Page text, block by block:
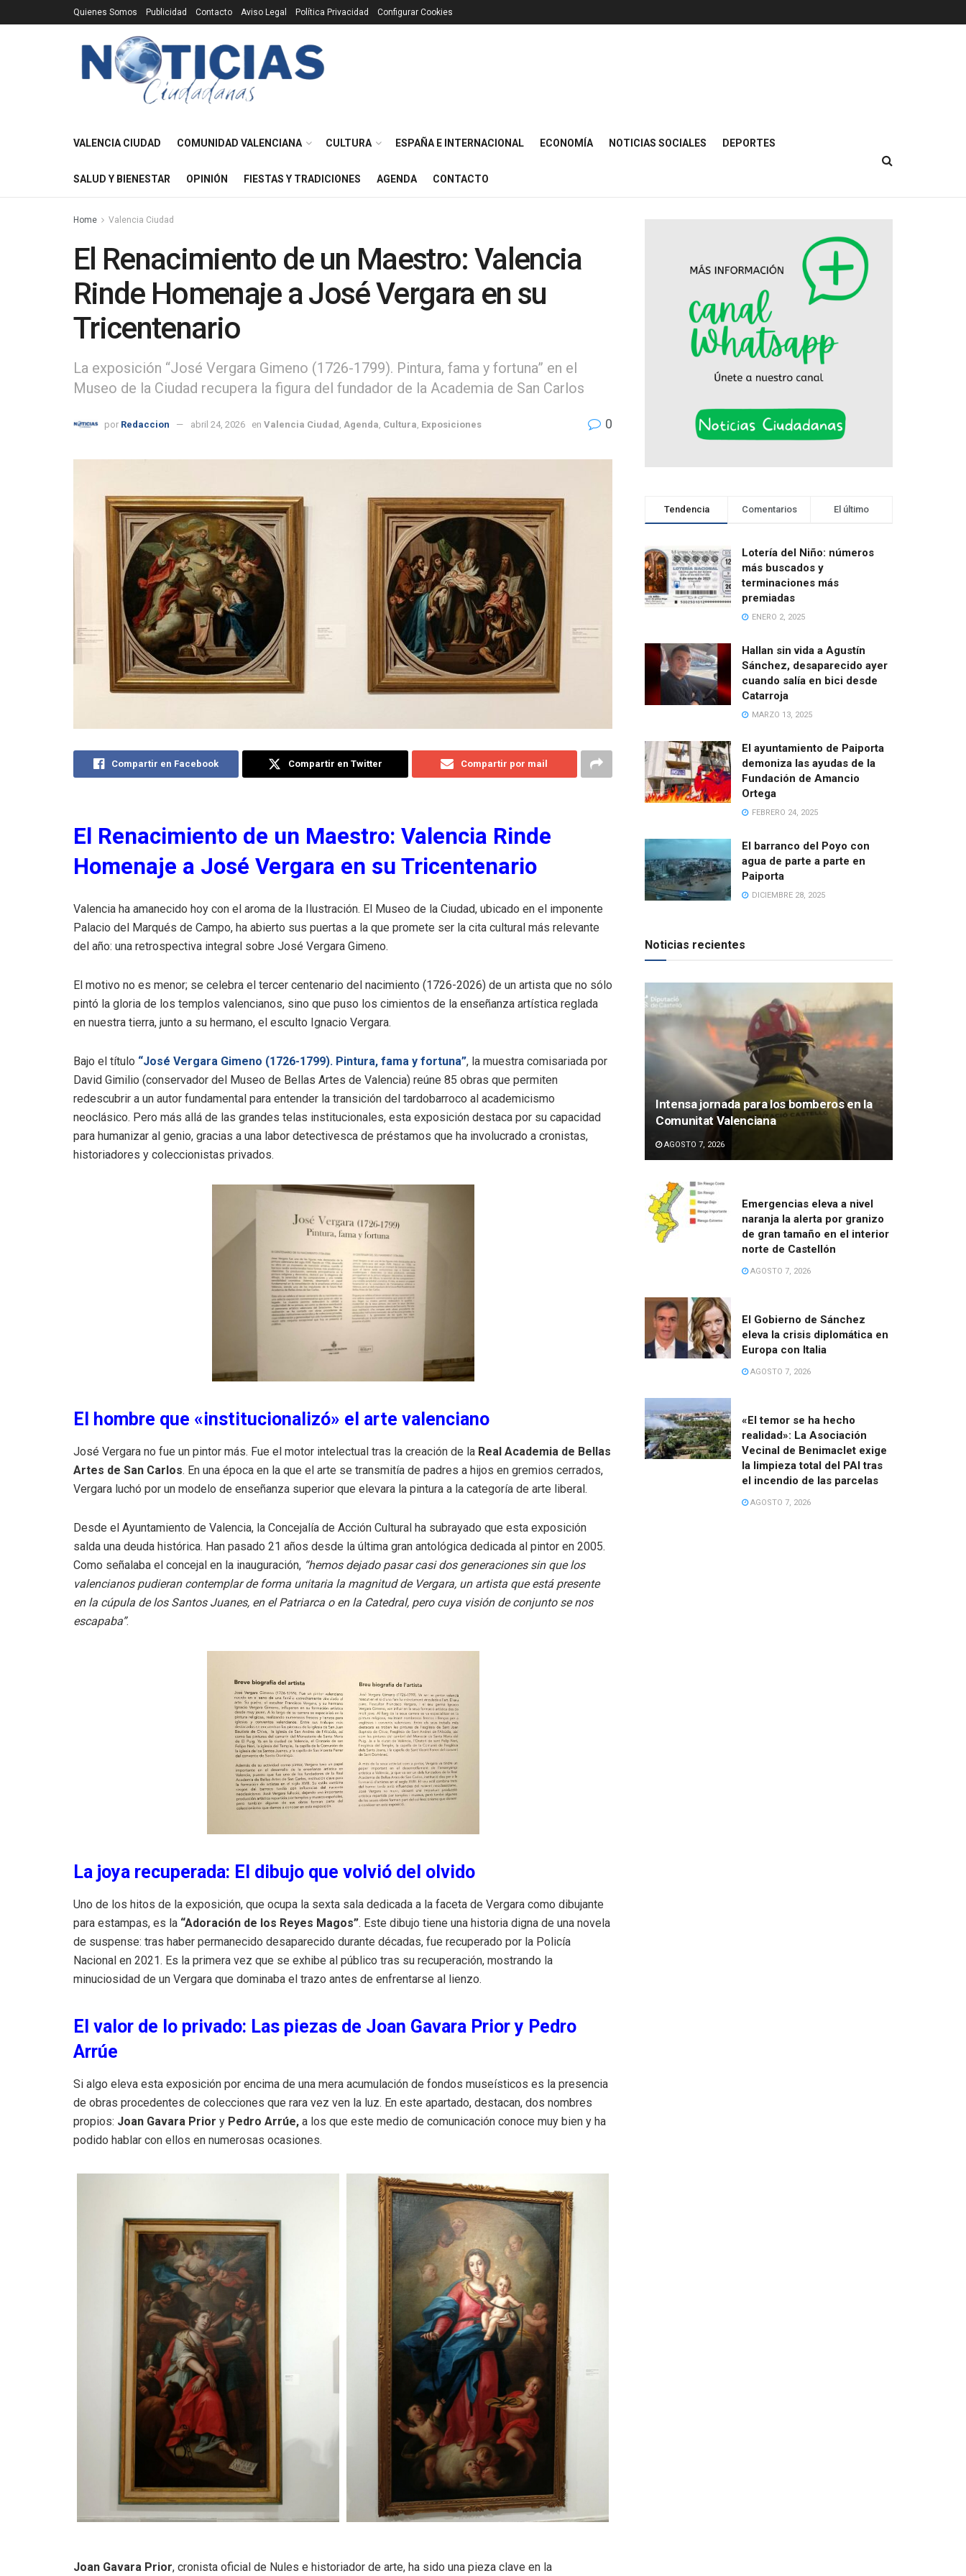
Quienes Somos Publicidad Contacto Aviso Legal Política Privacidad Configurar Cookies
VALENCIA CIUDAD COMUNIDAD VALENCIANA CULTURA ESPAÑA E INTERNACIONAL ECONOMÍA NOTICIAS SOCIALES DEPORTES
SALUD Y BIENESTAR OPINIÓN FIESTAS Y TRADICIONES AGENDA CONTACTO
Home Valencia Ciudad
El Renacimiento de un Maestro: Valencia
Rinde Homenaje a José Vergara en su
Tricentenario
La exposición “José Vergara Gimeno (1726-1799). Pintura, fama y fortuna” en el
Museo de la Ciudad recupera la figura del fundador de la Academia de San Carlos
por Redaccion abril 24, 2026 en Valencia Ciudad Agenda Cultura Exposiciones 0
Compartir en Facebook Compartir en Twitter Compartir por mail
El Renacimiento de un Maestro: Valencia Rinde
Homenaje a José Vergara en su Tricentenario
Valencia ha amanecido hoy con el aroma de la Ilustración. El Museo de la Ciudad, ubicado en el imponente
Palacio del Marqués de Campo, ha abierto sus puertas a la que promete ser la cita cultural más relevante
del año: una retrospectiva integral sobre José Vergara Gimeno.
El motivo no es menor; se celebra el tercer centenario del nacimiento (1726-2026) de un artista que no sólo
pintó la gloria de los templos valencianos, sino que puso los cimientos de la enseñanza artística reglada
en nuestra tierra, junto a su hermano, el esculto Ignacio Vergara.
Bajo el título “José Vergara Gimeno (1726-1799). Pintura, fama y fortuna”, la muestra comisariada por
David Gimilio (conservador del Museo de Bellas Artes de Valencia) reúne 85 obras que permiten
redescubrir a un autor fundamental para entender la transición del tardobarroco al academicismo
neoclásico. Pero más allá de las grandes telas institucionales, esta exposición destaca por su capacidad
para humanizar al genio, gracias a una labor detectivesca de préstamos que ha involucrado a cronistas,
historiadores y coleccionistas privados.
El hombre que «institucionalizó» el arte valenciano
José Vergara no fue un pintor más. Fue el motor intelectual tras la creación de la Real Academia de Bellas
Artes de San Carlos. En una época en la que el arte se transmitía de padres a hijos en gremios cerrados,
Vergara luchó por un modelo de enseñanza superior que elevara la pintura a la categoría de arte liberal.
Desde el Ayuntamiento de Valencia, la Concejalía de Acción Cultural ha subrayado que esta exposición
salda una deuda histórica. Han pasado 21 años desde la última gran antológica dedicada al pintor en 2005.
Como señalaba el concejal en la inauguración, “hemos dejado pasar casi dos generaciones sin que los
valencianos pudieran contemplar de forma unitaria la magnitud de Vergara, un artista que está presente
en la cúpula de los Santos Juanes, en el Patriarca o en la Catedral, pero cuya visión de conjunto se nos
escapaba”.
La joya recuperada: El dibujo que volvió del olvido
Uno de los hitos de la exposición, que ocupa la sexta sala dedicada a la faceta de Vergara como dibujante
para estampas, es la “Adoración de los Reyes Magos”. Este dibujo tiene una historia digna de una novela
de suspense: tras haber permanecido desaparecido durante décadas, fue recuperado por la Policía
Nacional en 2021. Es la primera vez que se exhibe al público tras su recuperación, mostrando la
minuciosidad de un Vergara que dominaba el trazo antes de enfrentarse al lienzo.
El valor de lo privado: Las piezas de Joan Gavara Prior y Pedro
Arrúe
Si algo eleva esta exposición por encima de una mera acumulación de fondos museísticos es la presencia
de obras procedentes de colecciones que rara vez ven la luz. En este apartado, destacan, dos nombres
propios: Joan Gavara Prior y Pedro Arrúe, a los que este medio de comunicación conoce muy bien y ha
podido hablar con ellos en numerosas ocasiones.
Joan Gavara Prior, cronista oficial de Nules e historiador de arte, ha sido una pieza clave en la
Tendencia Comentarios El último
Lotería del Niño: números
más buscados y
terminaciones más
premiadas
ENERO 2, 2025
Hallan sin vida a Agustín
Sánchez, desaparecido ayer
cuando salía en bici desde
Catarroja
MARZO 13, 2025
El ayuntamiento de Paiporta
demoniza las ayudas de la
Fundación de Amancio
Ortega
FEBRERO 24, 2025
El barranco del Poyo con
agua de parte a parte en
Paiporta
DICIEMBRE 28, 2025
Noticias recientes
Intensa jornada para los bomberos en la
Comunitat Valenciana
AGOSTO 7, 2026
Emergencias eleva a nivel
naranja la alerta por granizo
de gran tamaño en el interior
norte de Castellón
AGOSTO 7, 2026
El Gobierno de Sánchez
eleva la crisis diplomática en
Europa con Italia
AGOSTO 7, 2026
«El temor se ha hecho
realidad»: La Asociación
Vecinal de Benimaclet exige
la limpieza total del PAI tras
el incendio de las parcelas
AGOSTO 7, 2026